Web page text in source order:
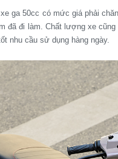
ga 50cc có mức giá phải
đã đi làm. Chất lượng xe
nhu cầu sử dụng hàng ngày.